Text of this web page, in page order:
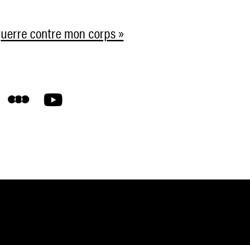
contre mon corps »